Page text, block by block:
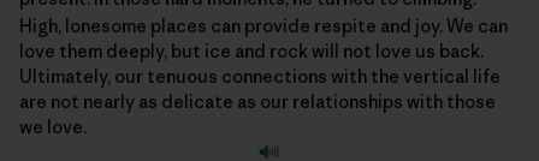
High, lonesome places can provide respite and joy. We can
love them deeply, but ice and rock will not love us back.
Ultimately, our tenuous connections with the vertical life
are not nearly as delicate as our relationships with those
we love.